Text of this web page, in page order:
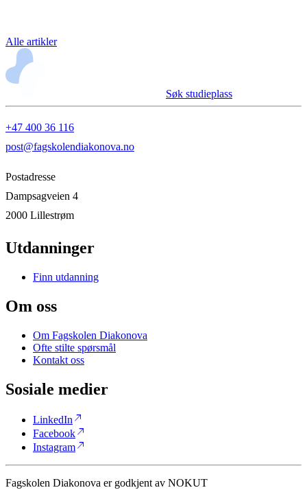
Alle artikler
Søk studieplass
+47 400 36 116
post@fagskolendiakonova.no
Postadresse
Dampsagveien 4
2000 Lillestrøm
Utdanninger
Finn utdanning
Om oss
Om Fagskolen Diakonova
Ofte stilte spørsmål
Kontakt oss
Sosiale medier
LinkedIn north_east
Facebooknorth_east
Instagramnorth_east
Fagskolen Diakonova er godkjent av NOKUT